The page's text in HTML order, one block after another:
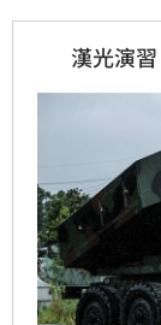
漢光演習